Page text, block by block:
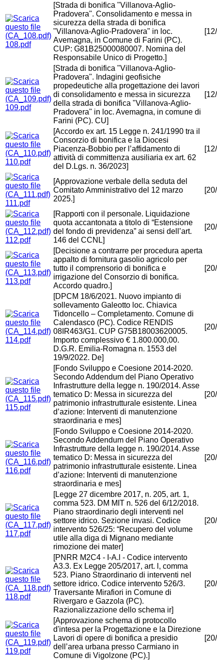
108.pdf
[Strada di bonifica "Villanova-Aglio-
Pradovera". Consolidamento e messa in
sicurezza della strada di bonifica
"Villanova-Aglio-Pradovera" in loc.
Avemagna, in Comune di Farini (PC).
CUP: G81B25000080007. Nomina del
Responsabile Unico di Progetto.]
109.pdf
[Strada di bonifica "Villanova-Aglio-
Pradovera". Indagini geofisiche
propedeutiche alla progettazione dei lavori
di consolidamento e messa in sicurezza
della strada di bonifica "Villanova-Aglio-
Pradovera" in loc. Avemagna, in comune di
Farini (PC). CU]
110.pdf
[Accordo ex art. 15 Legge n. 241/1990 tra il
Consorzio di bonifica e la Diocesi
Piacenza-Bobbio per l’affidamento di
attività di committenza ausiliaria ex art. 62
del D.Lgs. n. 36/2023]
111.pdf
[Approvazione verbale della seduta del
Comitato Amministrativo del 12 marzo
2025.]
112.pdf
[Rapporti con il personale. Liquidazione
quota accantonata a titolo di “Estensione
del fondo di previdenza” ai sensi dell’art.
146 del CCNL]
113.pdf
[Decisione a contrarre per procedura aperta
appalto di fornitura gasolio agricolo per
tutto il comprensorio di bonifica e
irrigazione del Consorzio di bonifica.
Accordo quadro.]
114.pdf
[DPCM 18/6/2021. Nuovo impianto di
sollevamento Galeotto loc. Chiavica
Tidoncello – Completamento. Comune di
Calendasco (PC). Codice RENDIS
08IR463/G1. CUP G75B18003620005.
Importo complessivo € 1.800.000,00.
D.G.R. Emilia-Romagna n. 1553 del
19/9/2022. De]
115.pdf
[Fondo Sviluppo e Coesione 2014-2020.
Secondo Addendum del Piano Operativo
Infrastrutture della legge n. 190/2014. Asse
tematico D: Messa in sicurezza del
patrimonio infrastrutturale esistente. Linea
d’azione: Interventi di manutenzione
straordinaria e mes]
116.pdf
[Fondo Sviluppo e Coesione 2014-2020.
Secondo Addendum del Piano Operativo
Infrastrutture della legge n. 190/2014. Asse
tematico D: Messa in sicurezza del
patrimonio infrastrutturale esistente. Linea
d’azione: Interventi di manutenzione
straordinaria e mes]
117.pdf
[Legge 27 dicembre 2017, n. 205, art. 1,
comma 523. DM MIT n. 526 del 6/12/2018.
Piano straordinario degli interventi nel
settore idrico. Sezione invasi. Codice
intervento 526/25: “Recupero del volume
utile alla diga di Mignano mediante
rimozione dei mater]
118.pdf
[PNRR M2C4 - I-A.l - Codice intervento
A3.3. Ex Legge 205/2017, art. l, comma
523. Piano Straordinario di interventi nel
settore idrico. Codice intervento 526/3.
Traversante Mirafiori in Comune di
Rivergaro e Gazzola (PC).
Razionalizzazione dello schema ir]
119.pdf
[Approvazione schema di protocollo
d'intesa per la Progettazione e la Direzione
Lavori di opere di bonifica a presidio
dell’area urbana presso Carmiano in
Comune di Vigolzone (PC).]